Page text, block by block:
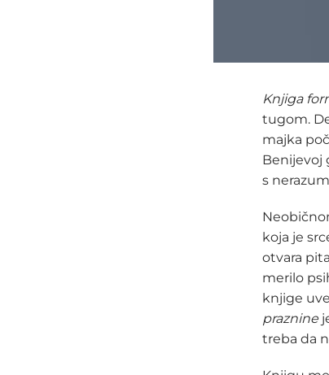
Knjiga
tugom.
majka
Benijevoj
s
koja je
otvara
merilo
knjige
praznine
treba da